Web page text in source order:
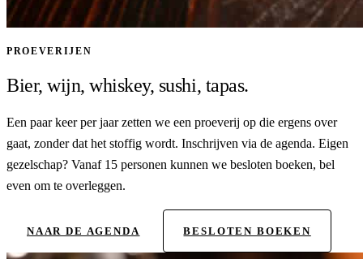
PROEVERIJEN
Bier, wijn, whiskey, sushi, tapas.
Een paar keer per jaar zetten we een proeverij op die ergens over
gaat, zonder dat het stoffig wordt. Inschrijven via de agenda. Eigen
gezelschap? Vanaf 15 personen kunnen we besloten boeken, bel
even om te overleggen.
NAAR DE AGENDA BESLOTEN BOEKEN